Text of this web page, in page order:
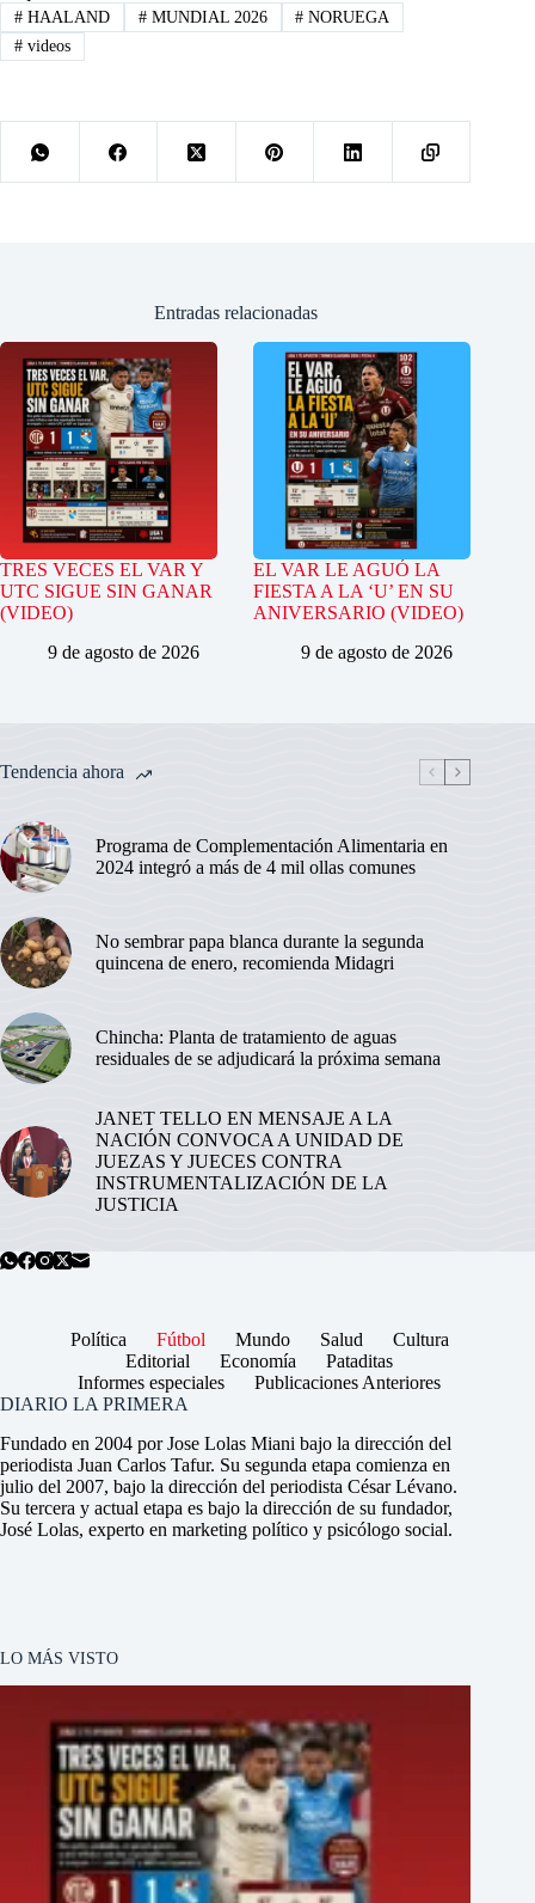
#HAALAND #MUNDIAL 2026 # NORUEGA
#videos
Entradas relacionadas
TRES VECES EL VAR Y
UTC SIGUE SIN GANAR
(VIDEO)
9 de agosto de 2026
EL VAR LE AGUÓ LA
FIESTA A LA ‘U’ EN SU
ANIVERSARIO (VIDEO)
9 de agosto de 2026
Tendencia ahora
Programa de Complementación Alimentaria en
2024 integró a más de 4 mil ollas comunes
No sembrar papa blanca durante la segunda
quincena de enero, recomienda Midagri
Chincha: Planta de tratamiento de aguas
residuales de se adjudicará la próxima semana
JANET TELLO EN MENSAJE A LA
NACIÓN CONVOCA A UNIDAD DE
JUEZAS Y JUECES CONTRA
INSTRUMENTALIZACIÓN DE LA
JUSTICIA
Política Fútbol Mundo Salud
Cultura
Editorial
Economía
Pataditas
Informes especiales
Publicaciones Anteriores
DIARIO LA PRIMERA
Fundado en 2004 por Jose Lolas Miani bajo la dirección del
periodista Juan Carlos Tafur. Su segunda etapa comienza en
julio del 2007, bajo la dirección del periodista César Lévano.
Su tercera y actual etapa es bajo la dirección de su fundador,
José Lolas, experto en marketing político y psicólogo social.
LO MÁS VISTO